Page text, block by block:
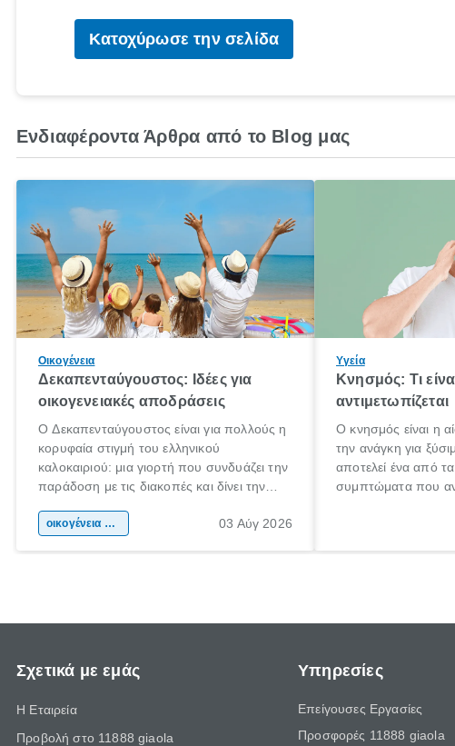
Κατοχύρωσε την σελίδα
Ενδιαφέροντα Άρθρα από το Blog μας
Οικογένεια
Δεκαπενταύγουστος: Ιδέες για
οικογενειακές αποδράσεις
Ο Δεκαπενταύγουστος είναι για πολλούς η
κορυφαία στιγμή του ελληνικού
καλοκαιριού: μια γιορτή που συνδυάζει την
παράδοση με τις διακοπές και δίνει την
χώρας. Είτε πρόκειται για λίγες μέρες
οικογένεια & παιδί 03 Αύγ 2026
Υγεία
Κνησμός: Τι
αντιμετωπίζεται
Ο κνησμός είναι η
την ανάγκη για
αποτελεί ένα από
συμπτώματα που
πληροφορίες για το
Σχετικά με εμάς
Η Εταιρεία
Προβολή στο 11888 giaola
Υπηρεσίες
Επείγουσες Εργασίες
Προσφορές 11888 giaola